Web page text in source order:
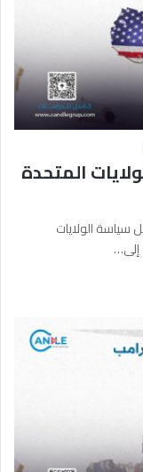
المتحدة
سياسة الولايات
إلى…